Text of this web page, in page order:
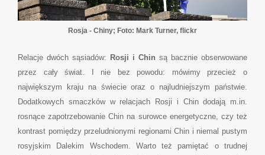
Rosja - Chiny; Foto: Mark Turner, flickr
Relacje dwóch sąsiadów: Rosji i Chin są bacznie obserwowane
przez cały świat. I nie bez powodu: mówimy przecież o
największym kraju na świecie oraz o najludniejszym państwie.
Dodatkowych smaczków w relacjach Rosji i Chin dodają m.in.
rosnące zapotrzebowanie Chin na surowce energetyczne, czy też
kontrast pomiędzy przeludnionymi regionami Chin i niemal pustym
rosyjskim Dalekim Wschodem. Warto też pamiętać o trudnej